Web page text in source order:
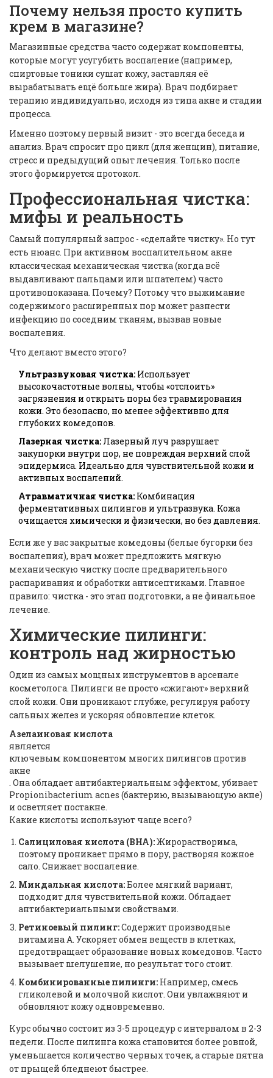
Почему нельзя просто купить
крем в магазине?
Магазинные средства часто содержат компоненты,
которые могут усугубить воспаление (например,
спиртовые тоники сушат кожу, заставляя её
вырабатывать ещё больше жира). Врач подбирает
терапию индивидуально, исходя из типа акне и стадии
процесса.
Именно поэтому первый визит - это всегда беседа и
анализ. Врач спросит про цикл (для женщин), питание,
стресс и предыдущий опыт лечения. Только после
этого формируется протокол.
Профессиональная чистка:
мифы и реальность
Самый популярный запрос - «сделайте чистку». Но тут
есть нюанс. При активном воспалительном акне
классическая механическая чистка (когда всё
выдавливают пальцами или шпателем) часто
противопоказана. Почему? Потому что выжимание
содержимого расширенных пор может разнести
инфекцию по соседним тканям, вызвав новые
воспаления.
Что делают вместо этого?
Ультразвуковая чистка: Использует
высокочастотные волны, чтобы «отслоить»
загрязнения и открыть поры без травмирования
кожи. Это безопасно, но менее эффективно для
глубоких комедонов.
Лазерная чистка:Лазерный луч разрушает
закупорки внутри пор, не повреждая верхний слой
эпидермиса. Идеально для чувствительной кожи и
активных воспалений.
Атравматичная чистка: Комбинация
ферментативных пилингов и ультразвука. Кожа
очищается химически и физически, но без давления.
Если же у вас закрытые комедоны (белые бугорки без
воспаления), врач может предложить мягкую
механическую чистку после предварительного
распаривания и обработки антисептиками. Главное
правило: чистка - это этап подготовки, а не финальное
лечение.
Химические пилинги:
контроль над жирностью
Один из самых мощных инструментов в арсенале
косметолога. Пилинги не просто «сжигают» верхний
слой кожи. Они проникают глубже, регулируя работу
сальных желез и ускоряя обновление клеток.
Азелаиновая кислота
является
ключевым компонентом многих пилингов против
акне
. Она обладает антибактериальным эффектом, убивает
Propionibacterium acnes (бактерию, вызывающую акне)
и осветляет постакне.
Какие кислоты используют чаще всего?
Салициловая кислота (BHA):Жирорастворима,
поэтому проникает прямо в пору, растворяя кожное
сало. Снижает воспаление.
Миндальная кислота:Более мягкий вариант,
подходит для чувствительной кожи. Обладает
антибактериальными свойствами.
Ретиноевый пилинг:Содержит производные
витамина А. Ускоряет обмен веществ в клетках,
предотвращает образование новых комедонов. Часто
вызывает шелушение, но результат того стоит.
Комбинированные пилинги: Например, смесь
гликолевой и молочной кислот. Они увлажняют и
обновляют кожу одновременно.
Курс обычно состоит из 3-5 процедур с интервалом в 2-3
недели. После пилинга кожа становится более ровной,
уменьшается количество черных точек, а старые пятна
от прыщей бледнеют быстрее.